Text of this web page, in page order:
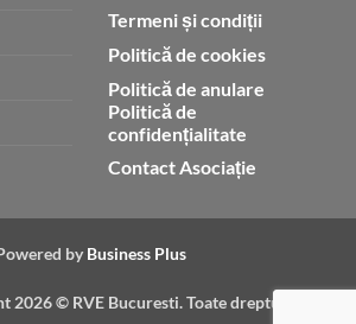
Termeni și condiții
Politică de cookies
Politică de anulare
Politică de
confidențialitate
Contact Asociație
by Business Plus
2026 © RVE Bucuresti. Toate drepturile